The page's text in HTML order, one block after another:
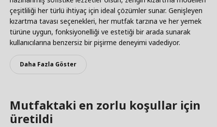
çeşitliliği her türlü ihtiyaç için ideal çözümler sunar. Genişleyen
kızartma tavası seçenekleri, her mutfak tarzına ve her yemek
türüne uygun, fonksiyonelliği ve estetiği bir arada sunarak
kullanıcılarına benzersiz bir pişirme deneyimi vadediyor.
Daha Fazla Göster
Mutfaktaki en zorlu koşullar için
üretildi